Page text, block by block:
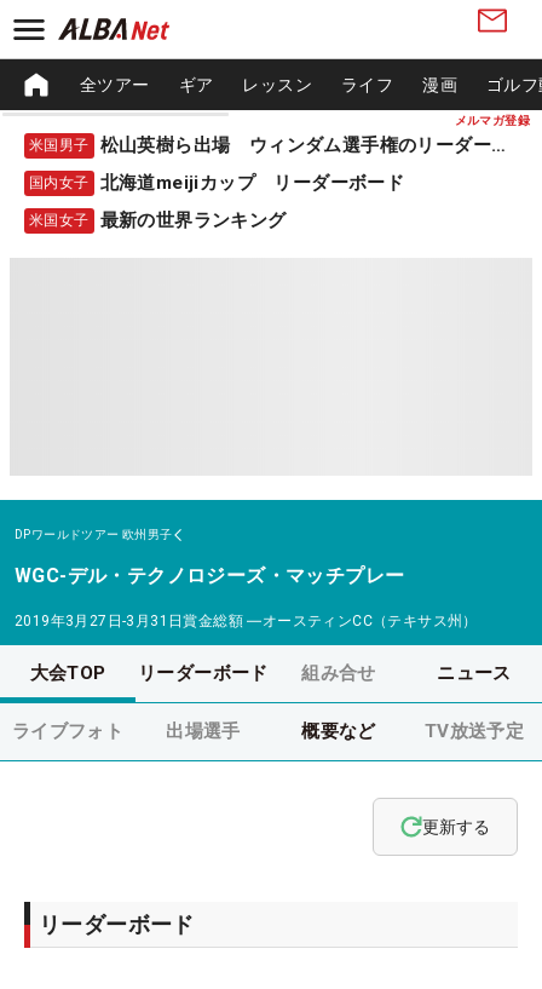
メルマガ登録
全ツアー ギア レッスン ライフ 漫画 ゴル
米国男子 松山英樹ら出場 ウィンダム選手権のリーダーボード
国内女子 北海道meijiカップ リーダーボード
米国女子 最新の世界ランキング
DPワールドツアー 欧州男子
WGC-デル・テクノロジーズ・マッチプレー
2019年3月27日-3月31日賞金総額 ―オースティンCC（テキサス州）
大会TOP リーダーボード 組み合せ ニュース
ライブフォト 出場選手 概要など TV放送予定
更新する
リーダーボード